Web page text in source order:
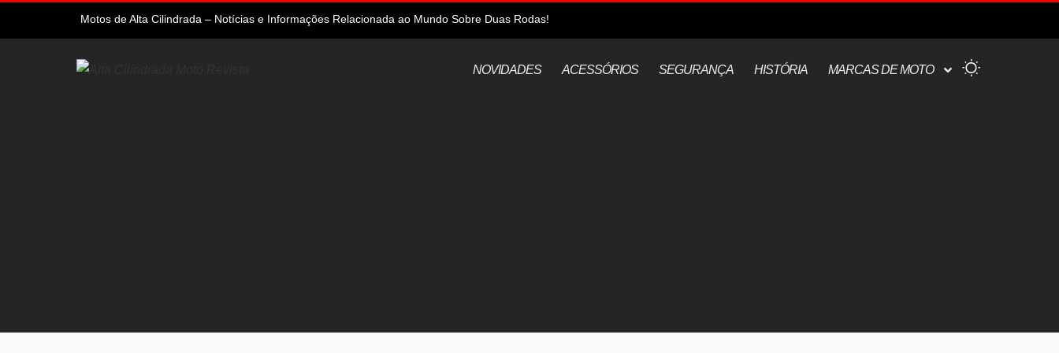
Motos de Alta Cilindrada – Notícias e Informações Relacionada ao Mundo Sobre Duas Rodas!
NOVIDADES ACESSÓRIOS SEGURANÇA HISTÓRIA MARCAS DE MOTO